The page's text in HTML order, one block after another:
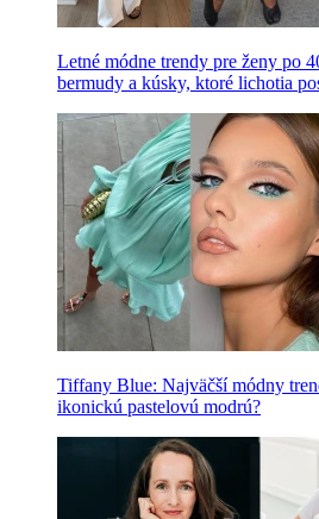
Letné módne trendy pre ženy po
bermudy a kúsky, ktoré lichotia
Tiffany Blue: Najväčší módny
ikonickú pastelovú modrú?